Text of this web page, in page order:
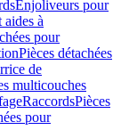
Enjoliveurs pour
à
pour
Pièces détachées
de
multicouches
RaccordsPièces
pour